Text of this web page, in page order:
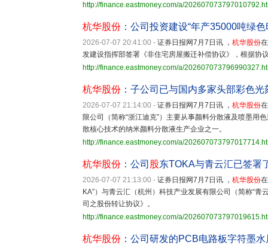
http://finance.eastmoney.com/a/
杭华股份 ：公司投资建设“年产35000吨绿
2026-07-07 20:41:00 - 证券日报网7月7日讯 ， 杭华股份
发建设指挥部签署《非住宅房屋搬迁补偿协议》，根据
http://finance.eastmoney.com/a/
杭华股份 ：子公司已与国内多家头部彩色
2026-07-07 21:14:00 - 证券日报网7月7日讯 ， 杭华股份
限公司（简称“浙江迪克”）主要从事颜料分散液及喷墨用
散核心技术的纳米颜料分散液生产企业之一。
http://finance.eastmoney.com/a/
杭华股份 ：公司 股东TOKA与青云汇已签署
2026-07-07 21:13:00 - 证券日报网7月7日讯 ， 杭华股份
KA”）与青云汇（杭州）科技产业发展有限公司（简称“
司之股份转让协议》。
http://finance.eastmoney.com/a/
杭华股份 ：公司研发的PCB电路板字符墨